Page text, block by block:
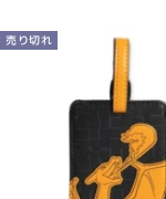
売り切れ